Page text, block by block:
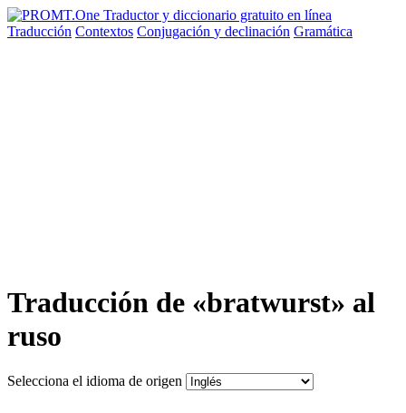
Traducción Contextos Conjugación y declinación Gramática
Traducción de «bratwurst» al
ruso
Selecciona el idioma de origen